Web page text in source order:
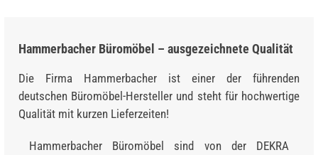
Hammerbacher Büromöbel – ausgezeichnete Qualität
Die Firma Hammerbacher ist einer der führenden
deutschen Büromöbel-Hersteller und steht für hochwertige
Qualität mit kurzen Lieferzeiten!
Hammerbacher Büromöbel sind von der DEKRA